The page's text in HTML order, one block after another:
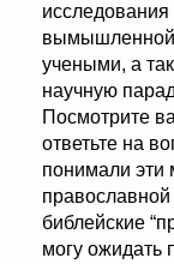
вымышленной
учеными, а
научную
Посмотрите
ответьте на
понимали эти
библейские
могу ожидать